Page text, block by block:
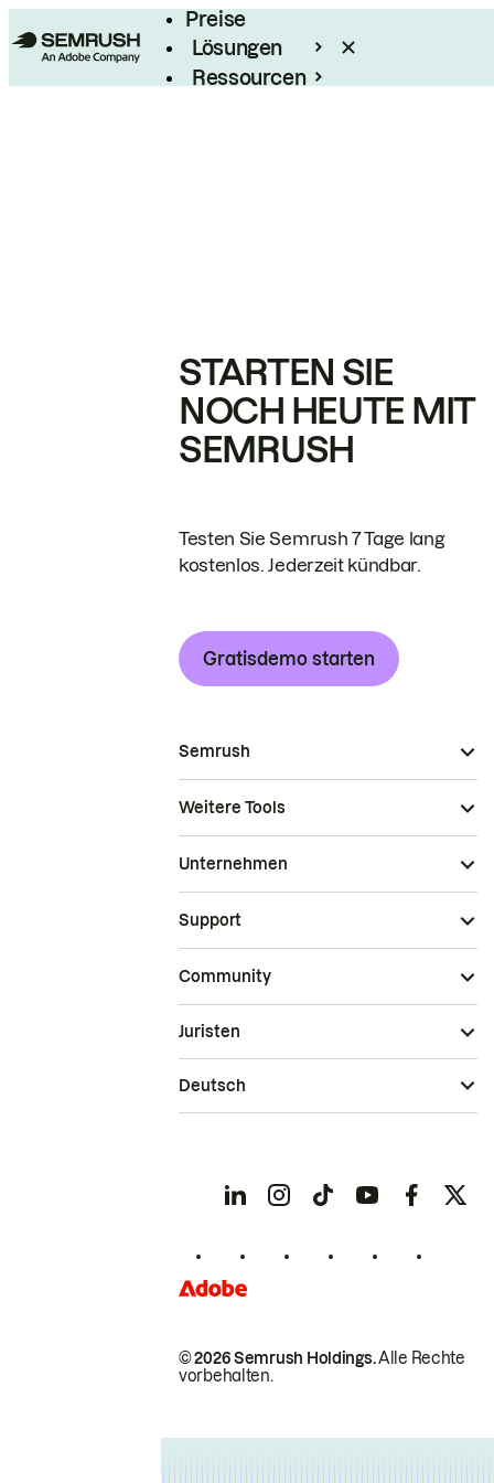
Preise
Lösungen
Ressourcen
STARTEN SIE
NOCH HEUTE MIT
SEMRUSH
Testen Sie Semrush 7 Tage lang
kostenlos. Jederzeit kündbar.
Gratisdemo starten
Semrush
Weitere Tools
Unternehmen
Support
Community
© 2026 Semrush Holdings.Alle Rechte
vorbehalten.
Juristen
Deutsch